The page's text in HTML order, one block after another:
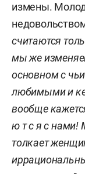
измены.
считаются
мы же
основном с
любимыми и
вообще
ю т с я с нами!
толкает